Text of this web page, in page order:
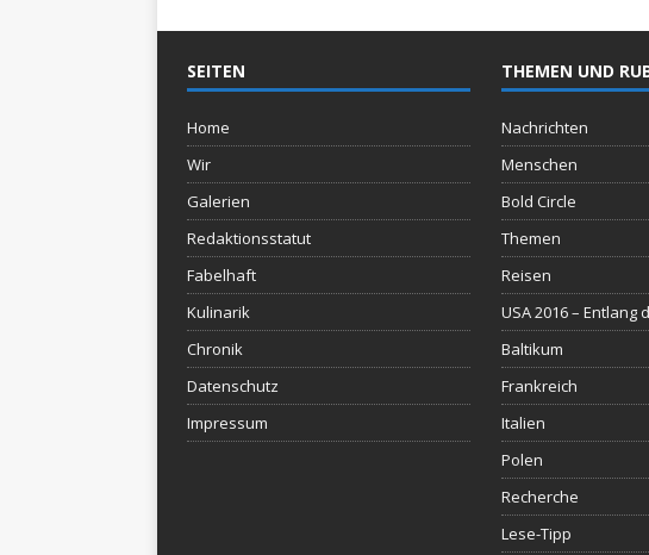
SEITEN
Home
Wir
Galerien
Redaktionsstatut
Fabelhaft
Kulinarik
Chronik
Datenschutz
Impressum
THEMEN UND
Nachrichten
Menschen
Bold Circle
Themen
Reisen
USA 2016 – Entlang
Baltikum
Frankreich
Italien
Polen
Recherche
Lese-Tipp